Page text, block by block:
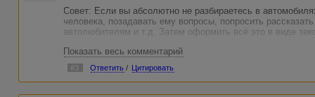
Совет: Если вы абсолютно не разбираетесь в
человека, позадавать ему вопросы, попросить
автолюбителям и т.д. Затем оформить всё это в виде
Мы пока не оплачиваем комментарии, а многие другие
случае еще проще - просите знающего человека
ваши знакомые люди не отказываются помочь
авторитетны. А вы заработаете на этом деньги! Желаю
Показать весь комментарий
#3 Ответить / Цитировать